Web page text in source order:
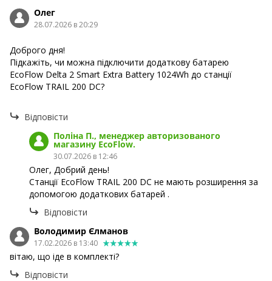
Олег
28.07.2026 в 20:29
Доброго дня!
Підкажіть, чи можна підключити додаткову батарею
EcoFlow Delta 2 Smart Extra Battery 1024Wh до станції
EcoFlow TRAIL 200 DC?
Відповісти
Поліна П., менеджер авторизованого
магазину EcoFlow.
30.07.2026 в 12:46
Олег, Добрий день!
Станції EcoFlow TRAIL 200 DC не мають розширення за
допомогою додаткових батарей .
Відповісти
Володимир Єлманов
17.02.2026 в 13:40
вітаю, що іде в комплекті?
Відповісти